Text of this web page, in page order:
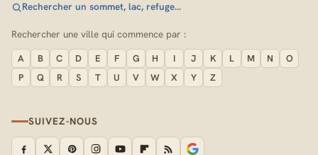
Rechercher un sommet, lac, refuge…
Rechercher une ville qui commence par :
A B C D E F G H I J K L M N
O
P
Q R S T U V W X Y Z
SUIVEZ-NOUS